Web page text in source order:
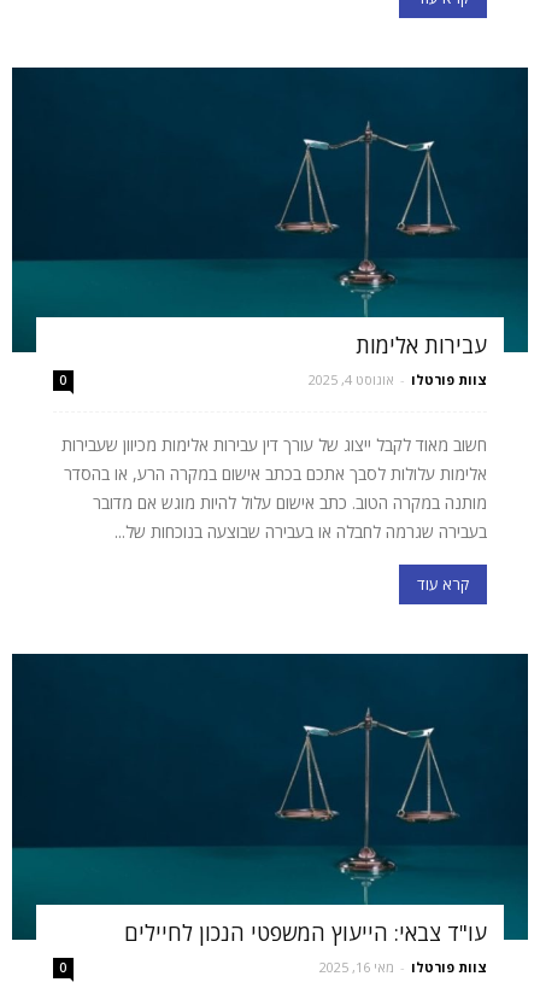
עבירות אלימות
צוות פורטלו - אוגוסט 4, 2025 0
חשוב מאוד לקבל ייצוג של עורך דין עבירות אלימות מכיוון שעבירות
אלימות עלולות לסבך אתכם בכתב אישום במקרה הרע, או בהסדר
מותנה במקרה הטוב. כתב אישום עלול להיות מוגש אם מדובר
בעבירה שגרמה לחבלה או בעבירה שבוצעה בנוכחות של...
קרא עוד
עו"ד צבאי: הייעוץ המשפטי הנכון לחיילים
צוות פורטלו - מאי 16, 2025 0